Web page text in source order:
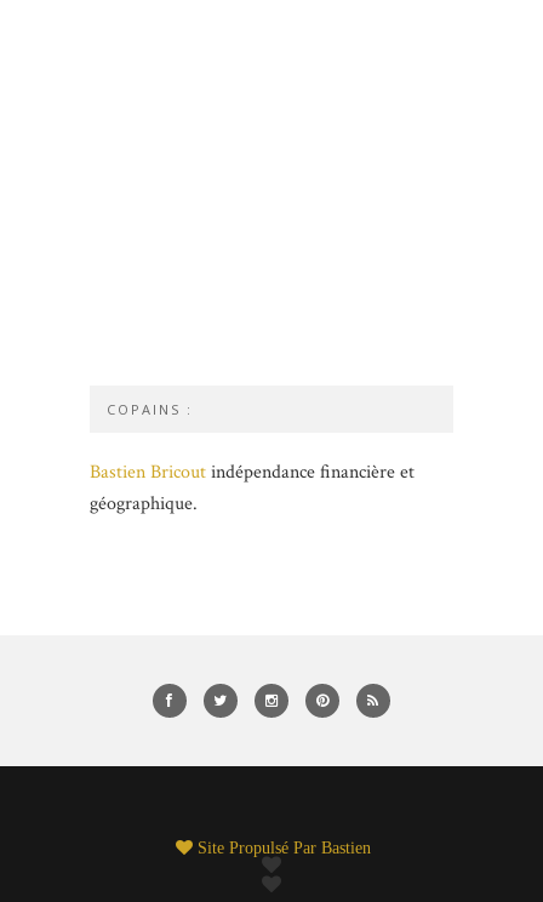
COPAINS :
Bastien Bricoutindépendance financière et
géographique.
Site Propulsé Par Bastien